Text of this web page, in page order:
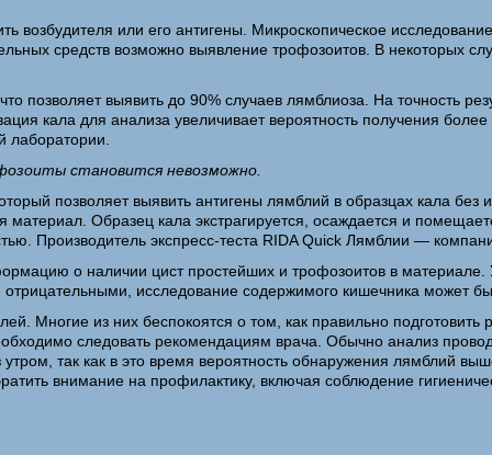
возбудителя или его антигены. Микроскопическое
средств возможно выявление трофозоитов. В некоторых
позволяет выявить до 90% случаев лямблиоза. На точность
кала для анализа увеличивает вероятность получения
лаборатории.
становится невозможно.
позволяет выявить антигены лямблий в образцах кала без
материал. Образец кала экстрагируется, осаждается и
Производитель экспресс-теста RIDA Quick Лямблии —
о наличии цист простейших и трофозоитов в
исследование содержимого кишечника может
Многие из них беспокоятся о том, как правильно
следовать рекомендациям врача. Обычно анализ
так как в это время вероятность обнаружения лямблий
внимание на профилактику, включая соблюдение